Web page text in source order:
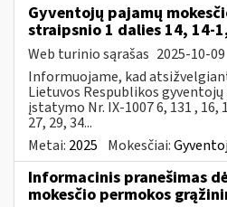
Gyventojų pajamų
straipsnio 1 dalies 14, 14-
Web turinio sąrašas 2025-10-09
Informuojame, kad
Lietuvos Respublikos
įstatymo Nr. IX-1007 6, 131 , 16,
27, 29, 34...
Metai: 2025 Mokesčiai:
Informacinis pranešimas
mokesčio permokos